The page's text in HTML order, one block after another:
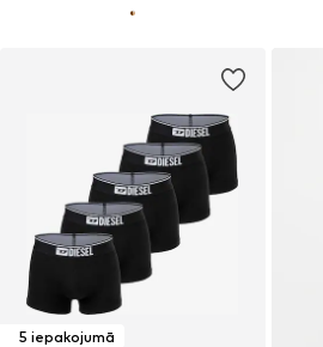
5 iepakojumā